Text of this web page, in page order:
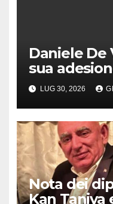
Daniele De
sua
nel rispetto
del 1°
LUG 30, 2026
Nota dei
Kan Taniya